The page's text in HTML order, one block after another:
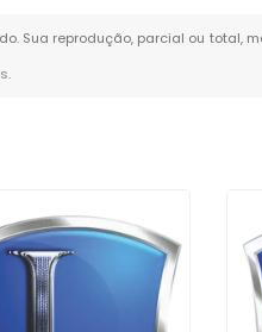
Sua reprodução, parcial ou total,
.